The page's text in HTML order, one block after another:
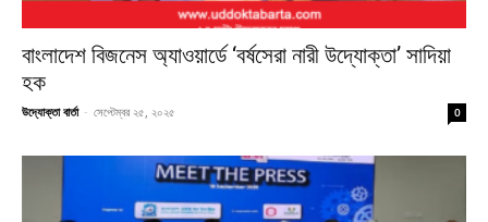
বাংলাদেশ বিজনেস অ্যাওয়ার্ডে ‘বর্ষসেরা নারী উদ্যোক্তা’ সাদিয়া
হক
উদ্যোক্তা বার্তা - সেপ্টেম্বর ২৫, ২০২৫ 0